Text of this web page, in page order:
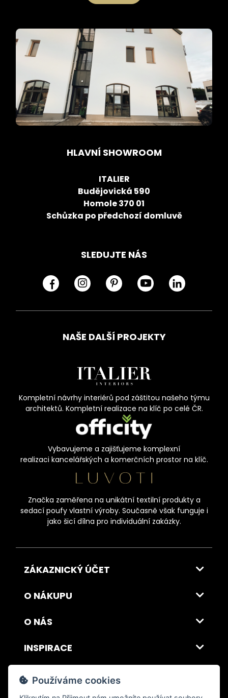
HLAVNÍ SHOWROOM
ITALIER
Budějovická 590
Homole 370 01
Schůzka po předchozí domluvě
SLEDUJTE NÁS
NAŠE DALŠÍ PROJEKTY
Kompletní návrhy interiérů pod záštitou našeho týmu
architektů. Kompletní realizace na klíč po celé ČR.
Vybavujeme a zajišťujeme komplexní
realizaci kancelářských a komerčních prostor na klíč.
Značka zaměřena na unikátní textilní produkty a
sedací poufy vlastní výroby. Současně však funguje i
jako šicí dílna pro individuální zakázky.
ZÁKAZNICKÝ ÚČET
O NÁKUPU
O NÁS
INSPIRACE
DOPRAVA A PLATBA
Používáme cookies